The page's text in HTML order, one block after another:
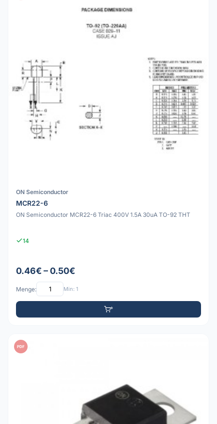
ON Semiconductor
MCR22-6
ON Semiconductor MCR22-6 Triac 400V 1.5A 30uA TO-92 THT
14
0.46€ – 0.50€
Menge: Min: 1
PDF